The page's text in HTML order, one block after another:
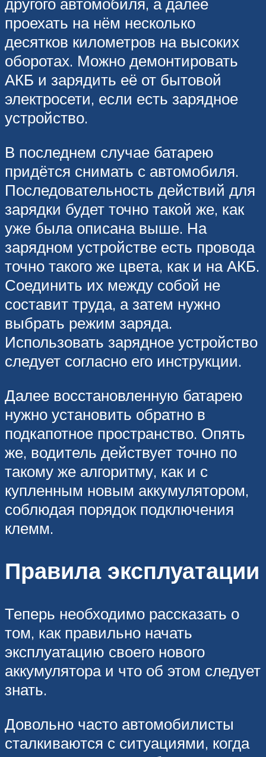
проехать на нём несколько
десятков километров на высоких
оборотах. Можно демонтировать
АКБ и зарядить её от бытовой
электросети, если есть зарядное
устройство.
В последнем случае батарею
придётся снимать с автомобиля.
Последовательность действий для
зарядки будет точно такой же, как
уже была описана выше. На
зарядном устройстве есть провода
точно такого же цвета, как и на АКБ.
Соединить их между собой не
составит труда, а затем нужно
выбрать режим заряда.
Использовать зарядное устройство
следует согласно его инструкции.
Далее восстановленную батарею
нужно установить обратно в
подкапотное пространство. Опять
же, водитель действует точно по
такому же алгоритму, как и с
купленным новым аккумулятором,
соблюдая порядок подключения
клемм.
Правила эксплуатации
Теперь необходимо рассказать о
том, как правильно начать
эксплуатацию своего нового
аккумулятора и что об этом следует
знать.
Довольно часто автомобилисты
сталкиваются с ситуациями, когда